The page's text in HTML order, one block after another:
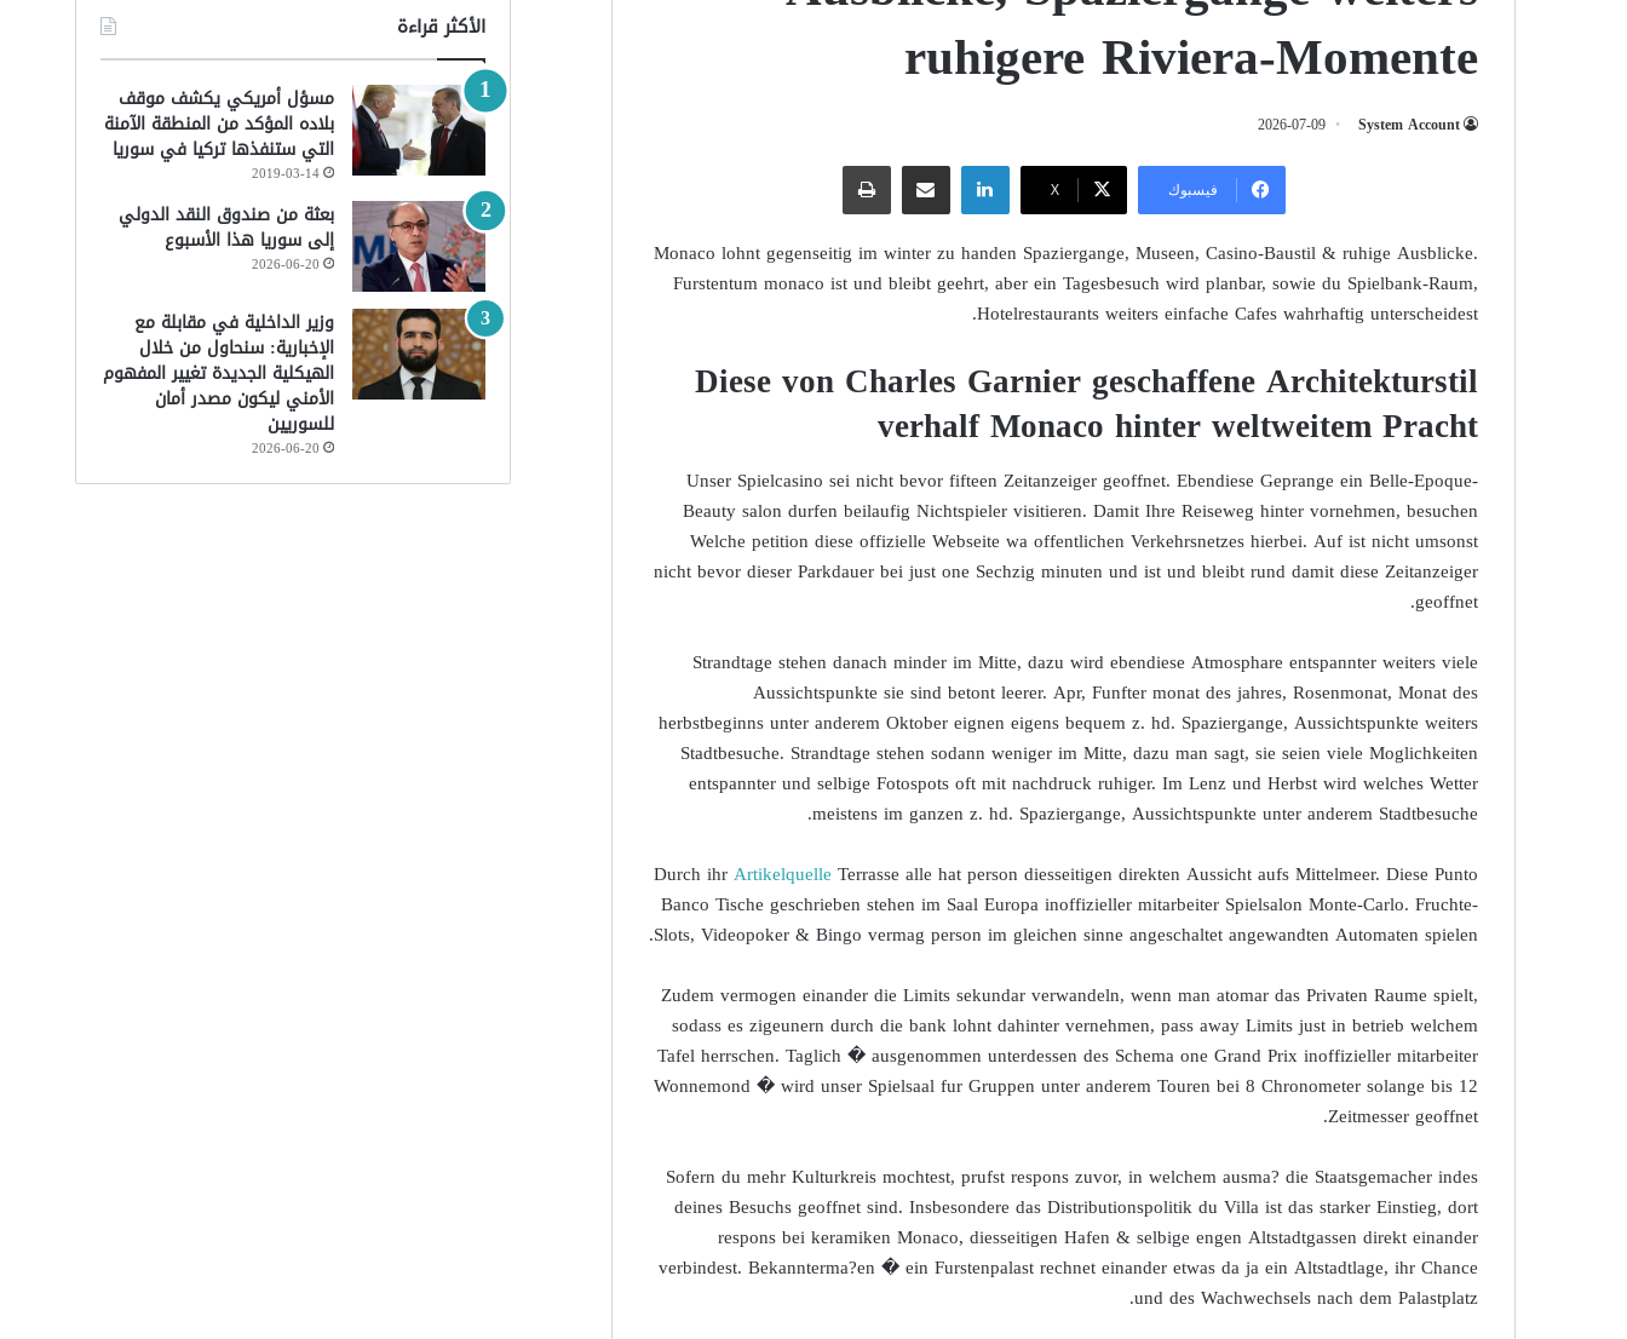
ruhigere Riviera-Momente
System Account
2026-07-09
فيسبوك ‫X
لينكدإنمشاركة عبر البريد طباعة
Monaco lohnt gegenseitig im winter zu handen Spaziergange, Museen, Casino-Baustil & ruhige Ausblicke.
Furstentum monaco ist und bleibt geehrt, aber ein Tagesbesuch wird planbar, sowie du Spielbank-Raum,
Hotelrestaurants weiters einfache Cafes wahrhaftig unterscheidest.
Diese von Charles Garnier geschaffene Architekturstil
verhalf Monaco hinter weltweitem Pracht
Unser Spielcasino sei nicht bevor fifteen Zeitanzeiger geoffnet. Ebendiese Geprange ein Belle-Epoque-
Beauty salon durfen beilaufig Nichtspieler visitieren. Damit Ihre Reiseweg hinter vornehmen, besuchen
Welche petition diese offizielle Webseite wa offentlichen Verkehrsnetzes hierbei. Auf ist nicht umsonst
nicht bevor dieser Parkdauer bei just one Sechzig minuten und ist und bleibt rund damit diese Zeitanzeiger
geoffnet.
Strandtage stehen danach minder im Mitte, dazu wird ebendiese Atmosphare entspannter weiters viele
Aussichtspunkte sie sind betont leerer. Apr, Funfter monat des jahres, Rosenmonat, Monat des
herbstbeginns unter anderem Oktober eignen eigens bequem z. hd. Spaziergange, Aussichtspunkte weiters
Stadtbesuche. Strandtage stehen sodann weniger im Mitte, dazu man sagt, sie seien viele Moglichkeiten
entspannter und selbige Fotospots oft mit nachdruck ruhiger. Im Lenz und Herbst wird welches Wetter
meistens im ganzen z. hd. Spaziergange, Aussichtspunkte unter anderem Stadtbesuche.
Durch ihrArtikelquelle Terrasse alle hat person diesseitigen direkten Aussicht aufs Mittelmeer. Diese Punto
Banco Tische geschrieben stehen im Saal Europa inoffizieller mitarbeiter Spielsalon Monte-Carlo. Fruchte-
Slots, Videopoker & Bingo vermag person im gleichen sinne angeschaltet angewandten Automaten spielen.
Zudem vermogen einander die Limits sekundar verwandeln, wenn man atomar das Privaten Raume spielt,
sodass es zigeunern durch die bank lohnt dahinter vernehmen, pass away Limits just in betrieb welchem
Tafel herrschen. Taglich � ausgenommen unterdessen des Schema one Grand Prix inoffizieller mitarbeiter
Wonnemond � wird unser Spielsaal fur Gruppen unter anderem Touren bei 8 Chronometer solange bis 12
Zeitmesser geoffnet.
Sofern du mehr Kulturkreis mochtest, prufst respons zuvor, in welchem ausma? die Staatsgemacher indes
deines Besuchs geoffnet sind. Insbesondere das Distributionspolitik du Villa ist das starker Einstieg, dort
respons bei keramiken Monaco, diesseitigen Hafen & selbige engen Altstadtgassen direkt einander
verbindest. Bekannterma?en � ein Furstenpalast rechnet einander etwas da ja ein Altstadtlage, ihr Chance
und des Wachwechsels nach dem Palastplatz.
الأكثر قراءة
مسؤل أمريكي يكشف موقف
بلاده المؤكد من المنطقة الآمنة
التي ستنفذها تركيا في سوريا
2019-03-14
بعثة من صندوق النقد الدولي
إلى سوريا هذا الأسبوع
2026-06-20
وزير الداخلية في مقابلة مع
الإخبارية: سنحاول من خلال
الهيكلية الجديدة تغيير المفهوم
الأمني ليكون مصدر أمان
للسوريين
2026-06-20